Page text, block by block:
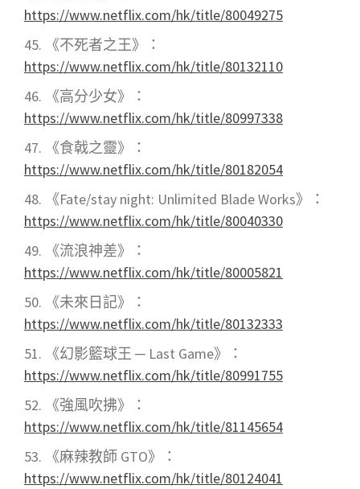
https://www.netflix.com/hk/title/80049275
《不死者之王》：
https://www.netflix.com/hk/title/80132110
《高分少女》：
https://www.netflix.com/hk/title/80997338
《食戟之靈》：
https://www.netflix.com/hk/title/80182054
《Fate/stay night: Unlimited Blade Works》：
https://www.netflix.com/hk/title/80040330
《流浪神差》：
https://www.netflix.com/hk/title/80005821
《未來日記》：
https://www.netflix.com/hk/title/80132333
《幻影籃球王 ─ Last Game》：
https://www.netflix.com/hk/title/80991755
《強風吹拂》：
https://www.netflix.com/hk/title/81145654
《麻辣教師 GTO》：
https://www.netflix.com/hk/title/80124041